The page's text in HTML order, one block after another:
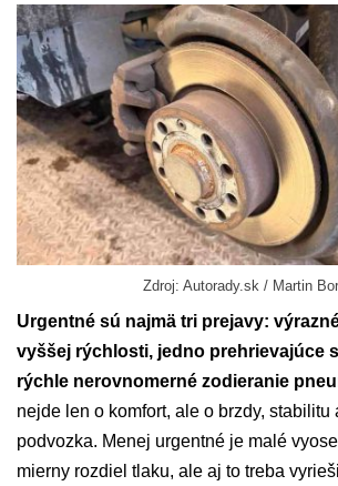
Zdroj: Autorady.sk / Martin
Urgentné sú najmä tri prejavy:
vyššej rýchlosti, jedno prehrievajúce
rýchle nerovnomerné zodieranie
nejde len o komfort, ale o brzdy, stabilitu
podvozka. Menej urgentné je malé
mierny rozdiel tlaku, ale aj to treba